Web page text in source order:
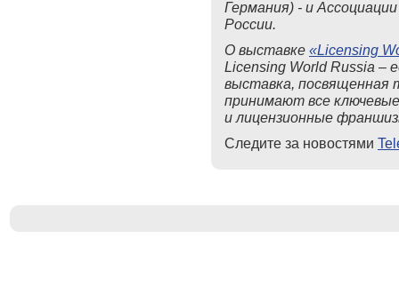
Германия) - и
России.
О выставке «Licensing
Licensing World Russia –
выставка, посвященная
принимают все
и лицензионные
Следите за новостями